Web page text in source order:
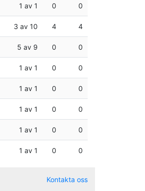
1 av 1 0 0
3 av 10 4 4
5 av 9 0 0
1 av 1 0 0
1 av 1 0 0
1 av 1 0 0
1 av 1 0 0
1 av 1 0 0
Kontakta oss